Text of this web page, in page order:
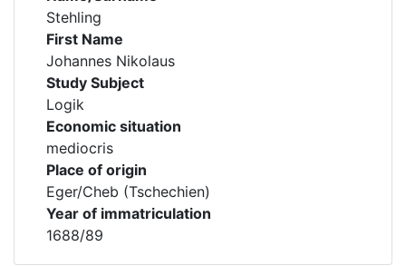
Stehling
First Name
Johannes Nikolaus
Study Subject
Logik
Economic situation
mediocris
Place of origin
Eger/Cheb (Tschechien)
Year of immatriculation
1688/89